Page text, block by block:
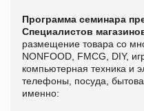
Программа семинара
Специалистов
размещение товара со
NONFOOD, FMCG, DIY,
компьютерная техника и
телефоны, посуда,
именно: